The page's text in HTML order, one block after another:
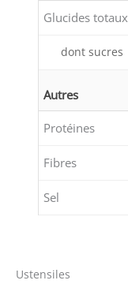
Glucides totaux
dont sucres
Autres
Protéines
Fibres
Sel
Ustensiles